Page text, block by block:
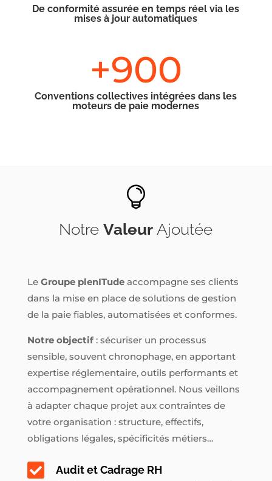
De conformité assurée en temps réel via les
mises à jour automatiques
+900
Conventions collectives intégrées dans les
moteurs de paie modernes

NotreValeur Ajoutée
LeGroupe plenITudeaccompagne ses clients
dans la mise en place de solutions de gestion
de la paie fiables, automatisées et conformes.
Notre objectif: sécuriser un processus
sensible, souvent chronophage, en apportant
expertise réglementaire, outils performants et
accompagnement opérationnel. Nous veillons
à adapter chaque projet aux contraintes de
votre organisation : structure, effectifs,
obligations légales, spécificités métiers…
 Audit et Cadrage RH